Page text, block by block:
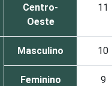
Centro-
Oeste
11
Masculino 10
Feminino 9